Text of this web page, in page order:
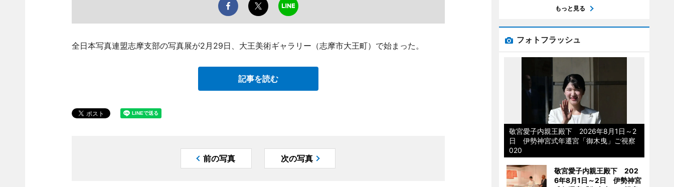
全日本写真連盟志摩支部の写真展が2月29日、大王美術ギャラリー（志摩市大王町）で始まった。
記事を読む
前の写真 次の写真
もっと見る
フォトフラッシュ
敬宮愛子内親王殿下 2026年8月1日～2
日 伊勢神宮式年遷宮「御木曳」ご視察
020
敬宮愛子内親王殿下 202
6年8月1日～2日 伊勢神宮